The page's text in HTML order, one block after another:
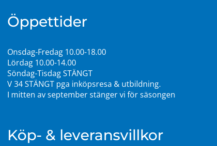
Öppettider
Onsdag-Fredag 10.00-18.00
Lördag 10.00-14.00
Söndag-Tisdag STÄNGT
V 34 STÄNGT pga inköpsresa & utbildning.
I mitten av september stänger vi för säsongen
Köp- & leveransvillkor